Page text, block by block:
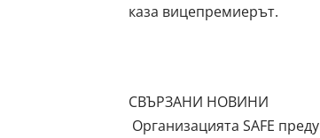
каза вицепремиерът.
СВЪРЗАНИ НОВИНИ
Организацията SAFE